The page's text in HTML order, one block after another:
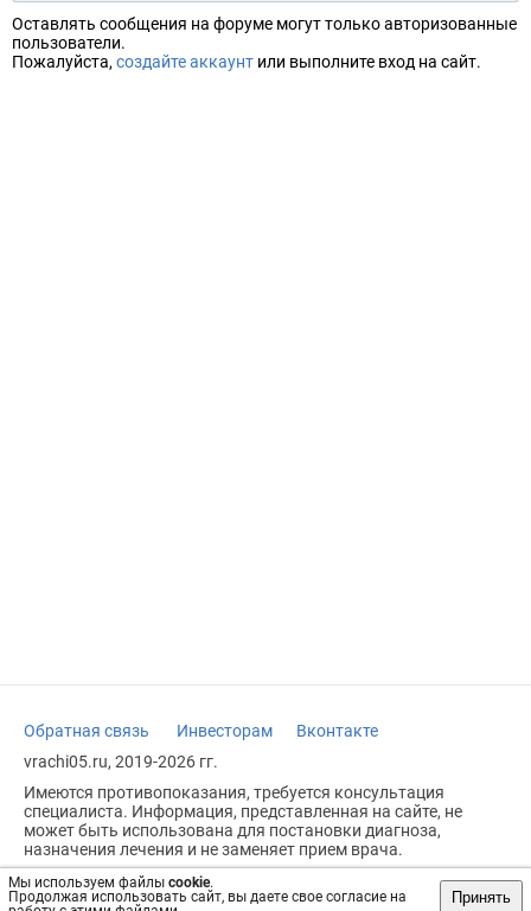
Мы используем файлы cookie.
Продолжая использовать сайт, вы даете свое согласие на
Принять
Оставлять сообщения на форуме могут только авторизованные
пользователи.
Пожалуйста, создайте аккаунт или выполните вход на сайт.
Обратная связь Инвесторам
Вконтакте
vrachi05.ru, 2019-2026 гг.
Имеются противопоказания, требуется консультация
специалиста. Информация, представленная на сайте, не
может быть использована для постановки диагноза,
назначения лечения и не заменяет прием врача.
Возрастное ограничение: 18+